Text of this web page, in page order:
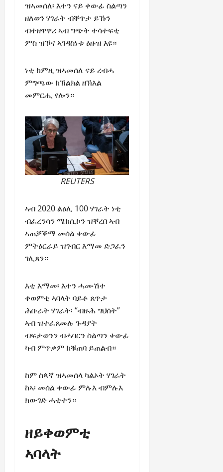
ዝኣመሰለ፡ እተን ናይ ቀውፊ ስልጣን
ዘለወን ሃገራት ብቐጥታ ይኹን
ብተዘዋዋሪ ኣብ ግጭት ተሳተፍቲ
ምስ ዝኾና ኣገዳስነቱ ዕዙዝ እዩ።
ነቲ ከምዚ ዝኣመሰለ ናይ ረብሓ
ምግጫው ክኽልክል ዘኽእል
መምርሒ የሎን።
REUTERS
ኣብ 2020 ልዕሊ 100 ሃገራት ነቲ
ብፈረንሳን ሜክሲኮን ዝቐረበ ኣብ
ኣጠቓቕማ መሰል ቀውፊ
ምትዕርራይ ዝገብር እማመ ድጋፈን
ገሊጸን።
እቲ እማመ፡ እተን ሓሙሽተ
ቀወምቲ ኣባላት ባይቶ ጸጥታ
ሕቡራት ሃገራት፡ “ብዙሕ ግህሰት”
ኣብ ዝተፈጸመሉ ጉዳያት
ብፍታወንን ብሓባርን ስልጣን ቀውፊ
ካብ ምጥቃም ክቑጠባ ይጠልብ።
ከም ስጳኛ ዝኣመሰላ ካልኦት ሃገራት
ከኣ፡ መሰል ቀውፊ ምሉእ ብምሉእ
ክውገድ ሓቲተን።
ዘይቀወምቲ
ኣባላት